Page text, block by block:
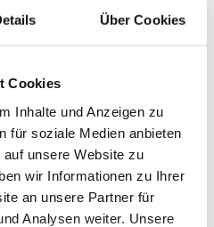
Über Cookies
Cookies
Inhalte und Anzeigen zu
für soziale Medien anbieten
unsere Website zu
wir Informationen zu Ihrer
an unsere Partner für
Analysen weiter. Unsere